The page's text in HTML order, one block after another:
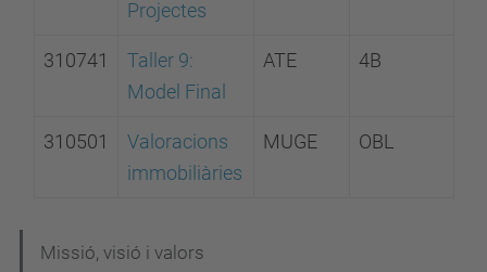
Projectes
310741
Taller 9:
Model Final
ATE 4B
310501
Valoracions
immobiliàries
MUGE OBL
Missió, visió i valors